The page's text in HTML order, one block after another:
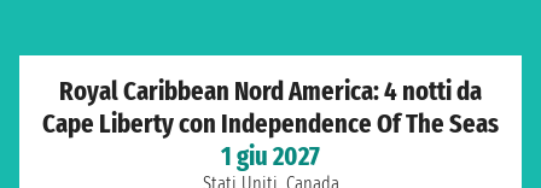
Royal Caribbean Nord America: 4 notti da
Cape Liberty con Independence Of The Seas
1 giu 2027